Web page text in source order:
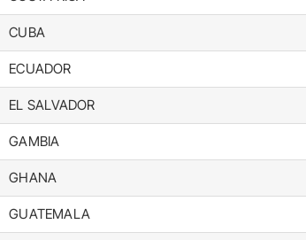
CUBA
ECUADOR
EL SALVADOR
GAMBIA
GHANA
GUATEMALA